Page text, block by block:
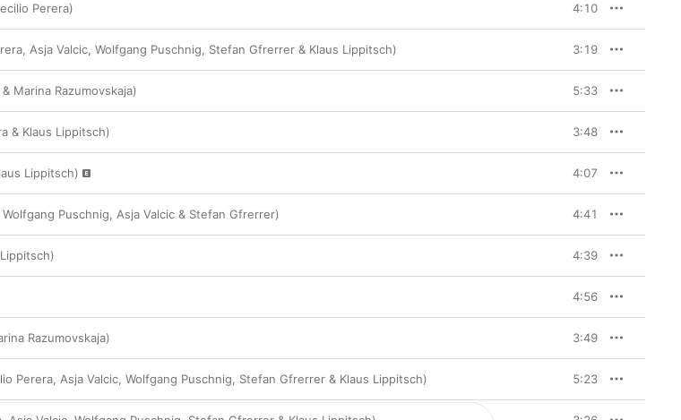
Perera) 4:10
Asja Valcic, Wolfgang Puschnig, Stefan Gfrerrer & Klaus Lippitsch) 3:19
Marina Razumovskaja) 5:33
& Klaus Lippitsch) 3:48
Lippitsch) 4:07
Puschnig, Asja Valcic & Stefan Gfrerrer) 4:41
4:39
4:56
Razumovskaja) 3:49
Perera, Asja Valcic, Wolfgang Puschnig, Stefan Gfrerrer & Klaus Lippitsch) 5:23